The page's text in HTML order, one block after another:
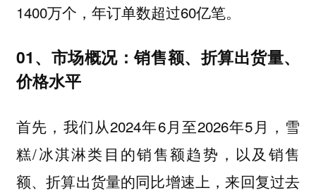
1400万个，年订单数超过60亿笔。
01、市场概况：销售额、折算出货量、
价格水平
首先，我们从2024年6月至2026年5月，雪
糕/冰淇淋类目的销售额趋势，以及销售
额、折算出货量的同比增速上，来回复过去